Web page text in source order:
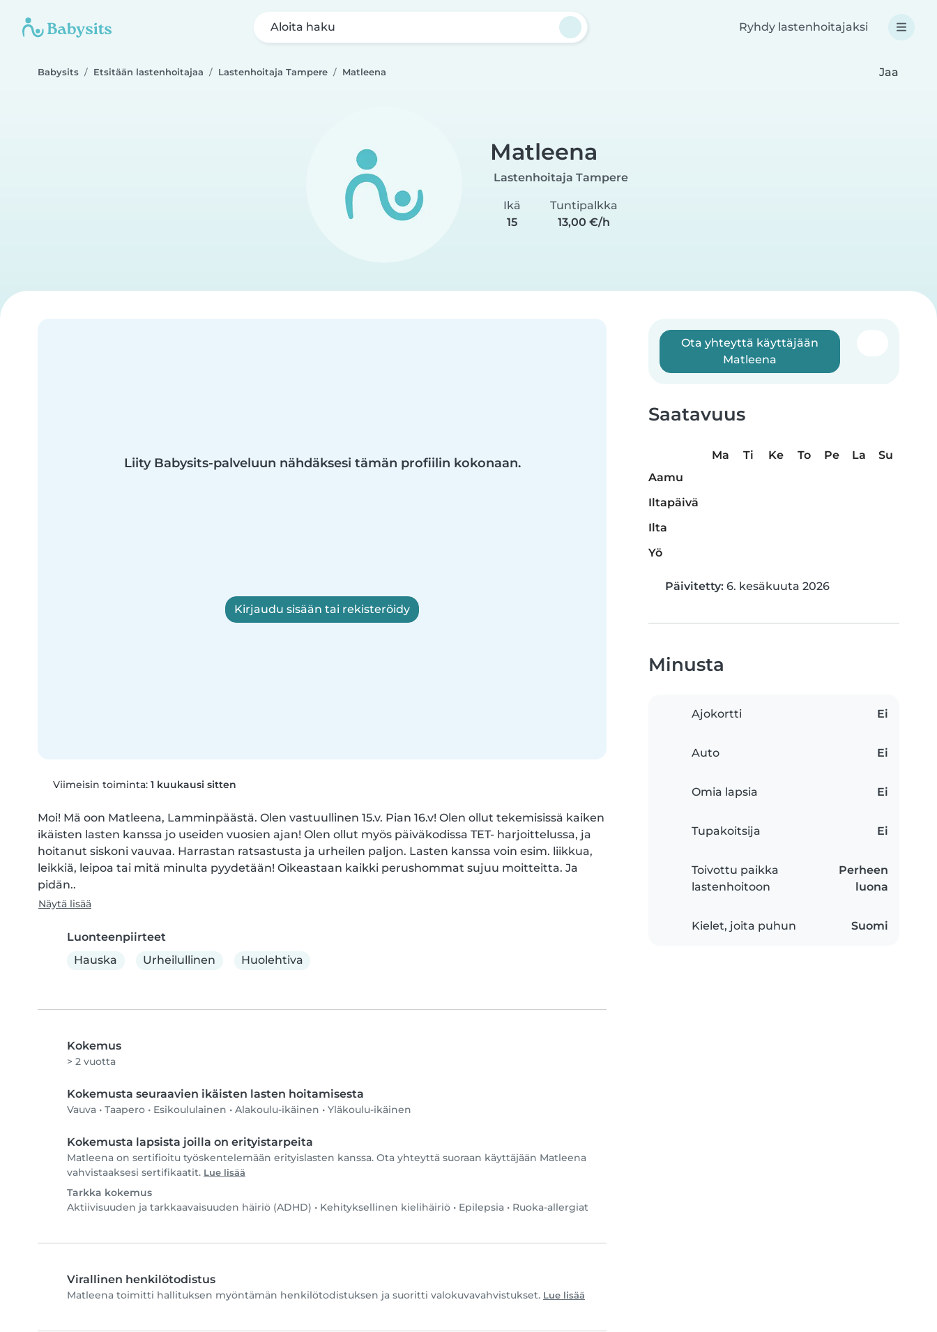
Aloita haku Ryhdy lastenhoitajaksi
Babysits Etsitään lastenhoitajaa Lastenhoitaja Tampere Matleena Jaa
Matleena
Lastenhoitaja Tampere
Ikä
15
Tuntipalkka
13,00 €/h
Liity Babysits-palveluun nähdäksesi tämän profiilin kokonaan.
Kirjaudu sisään tai rekisteröidy
Viimeisin toiminta: 1 kuukausi sitten
Moi! Mä oon Matleena, Lamminpäästä. Olen vastuullinen 15.v. Pian 16.v! Olen ollut tekemisissä kaiken
ikäisten lasten kanssa jo useiden vuosien ajan! Olen ollut myös päiväkodissa TET- harjoittelussa, ja
hoitanut siskoni vauvaa. Harrastan ratsastusta ja urheilen paljon. Lasten kanssa voin esim. liikkua,
leikkiä, leipoa tai mitä minulta pyydetään! Oikeastaan kaikki perushommat sujuu moitteitta. Ja
pidän..
Näytä lisää
Luonteenpiirteet
Hauska
Urheilullinen Huolehtiva
Kokemus
> 2 vuotta
Kokemusta seuraavien ikäisten lasten hoitamisesta
Vauva • Taapero • Esikoululainen • Alakoulu-ikäinen • Yläkoulu-ikäinen
Kokemusta lapsista joilla on erityistarpeita
Matleena on sertifioitu työskentelemään erityislasten kanssa. Ota yhteyttä suoraan käyttäjään Matleena
vahvistaaksesi sertifikaatit. Lue lisää
Tarkka kokemus
Aktiivisuuden ja tarkkaavaisuuden häiriö (ADHD) • Kehityksellinen kielihäiriö • Epilepsia • Ruoka-allergiat
Virallinen henkilötodistus
Matleena toimitti hallituksen myöntämän henkilötodistuksen ja suoritti valokuvavahvistukset. Lue lisää
Ota yhteyttä käyttäjään
Matleena
Saatavuus
Ma Ti Ke To Pe La
Su
Aamu
Iltapäivä
Ilta
Yö
Päivitetty: 6. kesäkuuta 2026
Minusta
Ajokortti Ei
Auto Ei
Omia lapsia Ei
Tupakoitsija Ei
Toivottu paikka
lastenhoitoon
Perheen
luona
Kielet, joita puhun Suomi